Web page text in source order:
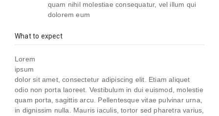
quam nihil molestiae consequatur, vel illum qui
dolorem eum
What to expect
Lorem
ipsum
dolor sit amet, consectetur adipiscing elit. Etiam aliquet
odio non porta laoreet. Vestibulum in dui euismod, molestie
quam porta, sagittis arcu. Pellentesque vitae pulvinar urna,
in dignissim nulla. Mauris iaculis, tortor sed pharetra varius,